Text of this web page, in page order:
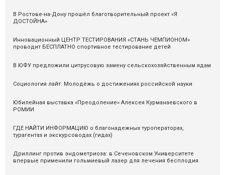
В Ростове-на-Дону прошёл благотворительный проект «Я
ДОСТОЙНА»
Инновационный ЦЕНТР ТЕСТИРОВАНИЯ «СТАНЬ ЧЕМПИОНОМ»
проводит БЕСПЛАТНО спортивное тестирование детей
В ЮФУ предложили цитрусовую замену сельскохозяйственным ядам
Социология лайт: Молодёжь о достижениях российской науки
Юбилейная выставка «Преодоление» Алексея Курманаевского в
РОМИИ
ГДЕ НАЙТИ ИНФОРМАЦИЮ о благонадежных туроператорах,
турагентах и экскурсоводах (гидах)
Дриллинг против эндометриоза: в Сеченовском Университете
впервые применили гольмиевый лазер для лечения бесплодия